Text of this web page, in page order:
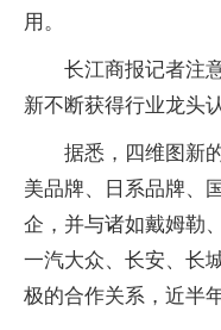
用。
长江商报记者注
新不断获得行业龙头认
据悉，四维图新
美品牌、日系品牌、
企，并与诸如戴姆勒
一汽大众、长安、长
极的合作关系，近半